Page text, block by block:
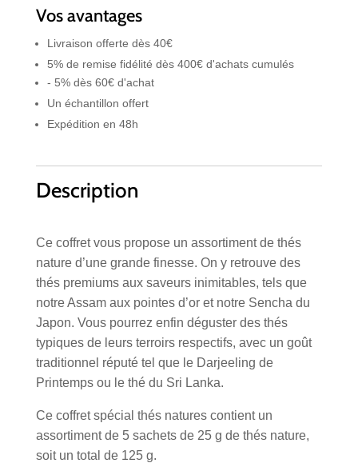
nature
Vos avantages
Livraison offerte dès 40€
5% de remise fidélité dès 400€ d'achats cumulés
- 5% dès 60€ d'achat
Un échantillon offert
Expédition en 48h
Description
Ce coffret vous propose un assortiment de thés
nature d’une grande finesse. On y retrouve des
thés premiums aux saveurs inimitables, tels que
notre Assam aux pointes d’or et notre Sencha du
Japon. Vous pourrez enfin déguster des thés
typiques de leurs terroirs respectifs, avec un goût
traditionnel réputé tel que le Darjeeling de
Printemps ou le thé du Sri Lanka.
Ce coffret spécial thés natures contient un
assortiment de 5 sachets de 25 g de thés nature,
soit un total de 125 g.